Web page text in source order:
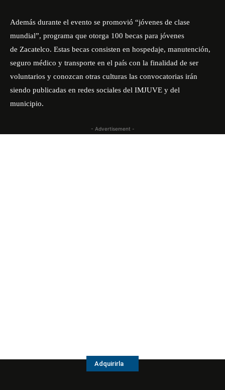
Además durante el evento se promovió “jóvenes de clase
mundial”, programa que otorga 100 becas para jóvenes
de Zacatelco. Estas becas consisten en hospedaje, manutención,
seguro médico y transporte en el país con la finalidad de ser
voluntarios y conozcan otras culturas las convocatorias irán
siendo publicadas en redes sociales del IMJUVE y del
municipio.
- Advertisement -
Adquirirla